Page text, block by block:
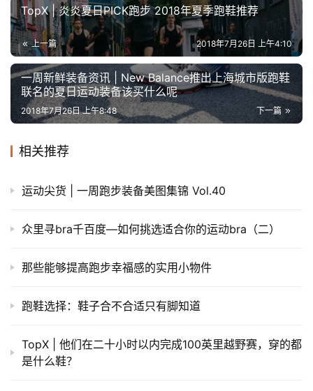
TopX | 炎炎夏日PICK跑步 2018年夏季跑鞋推荐
上一篇 2018年7月26日 上午4:10
一周新鲜装备资讯 | New Balance推出上海城市版跑鞋
联名的夏日运动装备该买什么呢
下一篇
2018年7月26日 上午8:48
相关推荐
运动尖货 | 一周跑步装备美图集锦 Vol.40
众里寻bra千百度—如何挑选适合你的运动bra（二）
那些能够提高跑步幸福感的实用小物件
跑鞋选择：鞋子合不合适只有脚知道
TopX | 他们在二十小时以内完成100英里越野赛，穿的都
是什么鞋？